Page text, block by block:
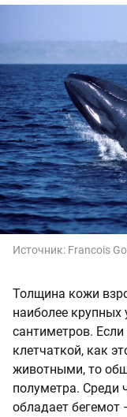
Источник: Francois
Толщина кожи
наиболее
сантиметров.
клетчаткой, как
животными, то
полуметра. Среди
обладает